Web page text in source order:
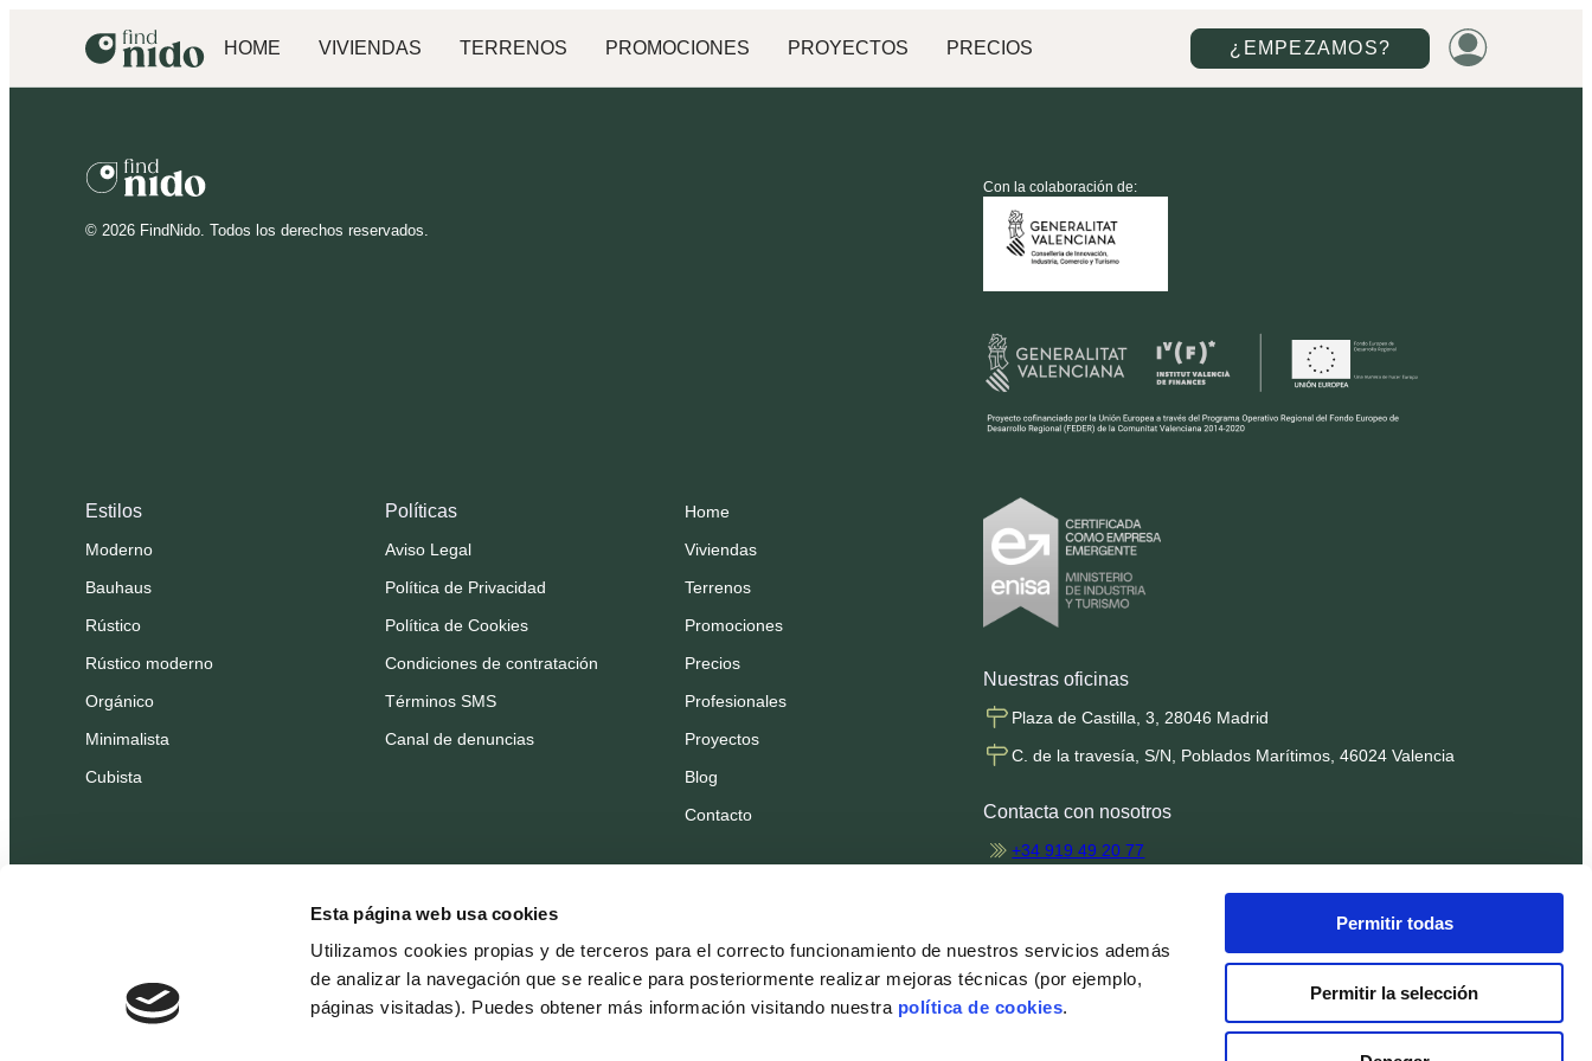
Esta página web usa cookies
Utilizamos cookies propias y de terceros para el correcto funcionamiento de nuestros servicios además
de analizar la navegación que se realice para posteriormente realizar mejoras técnicas (por ejemplo,
páginas visitadas). Puedes obtener más información visitando nuestra política de cookies.
Permitir todas
Permitir la selección
HOME VIVIENDAS TERRENOS PROMOCIONES PROYECTOS PRECIOS ¿EMPEZAMOS?
© 2026 FindNido. Todos los derechos reservados.
Con la colaboración de:
Estilos
Moderno
Bauhaus
Rústico
Rústico moderno
Orgánico
Minimalista
Cubista
Políticas
Aviso Legal
Política de Privacidad
Política de Cookies
Condiciones de contratación
Términos SMS
Canal de denuncias
Home
Viviendas
Terrenos
Promociones
Precios
Profesionales
Proyectos
Blog
Contacto
Nuestras oficinas
Plaza de Castilla, 3, 28046 Madrid
C. de la travesía, S/N, Poblados Marítimos, 46024 Valencia
Contacta con nosotros
+34 919 49 20 77
Síguenos en la nube